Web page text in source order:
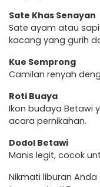
Sate Khas Senayan
Sate ayam atau
kacang yang gurih
Kue Semprong
Camilan renyah
Roti Buaya
Ikon budaya Betawi
acara pernikahan.
Dodol Betawi
Manis legit, cocok
Nikmati liburan